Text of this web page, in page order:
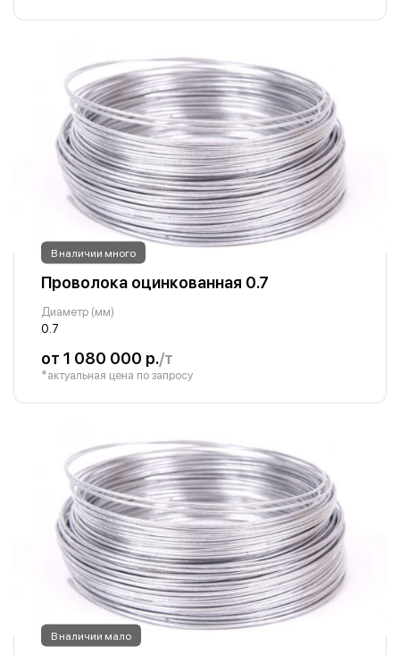
В наличии много
Проволока оцинкованная 0.7
Диаметр (мм)
0.7
от 1 080 000 р./т
*актуальная цена по запросу
В наличии мало